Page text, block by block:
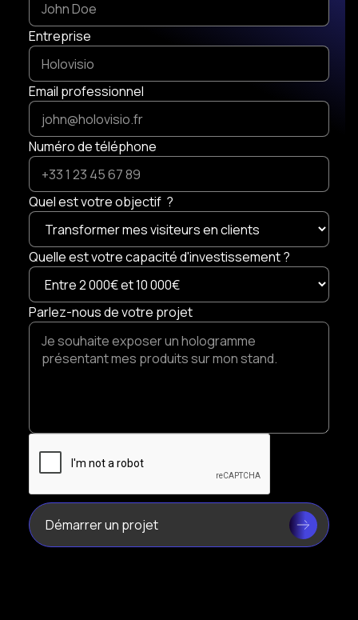
Entreprise
Email professionnel
Numéro de téléphone
Quel est votre objectif ?
Quelle est votre capacité d'investissement ?
Parlez-nous de votre projet